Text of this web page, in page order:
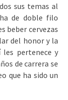
sus temas al
de doble filo
beber cervezas
del honor y la
pertenece y
de carrera se
que ha sido un